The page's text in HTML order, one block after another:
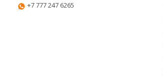
+7 777 247 6265